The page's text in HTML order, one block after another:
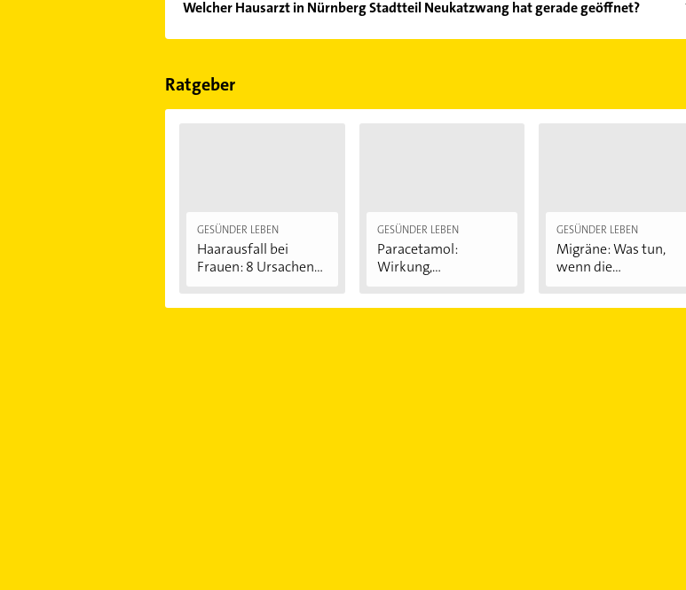
von den Empfehlungen. Die Suchergebnisse können Sie sich einfach nach
Bewertungensortiert anzeigen lassen.
Welcher Hausarzt in Nürnberg Stadtteil Neukatzwang hat gerade geöffnet?
Im Anbieter-Bereich finden Sie alleÖffnungszeiten. Bitte beachten Sie, dass diese an
Ratgeber
GESÜNDER LEBEN
Haarausfall bei
Frauen: 8 Ursachen...
GESÜNDER LEBEN
Paracetamol:
Wirkung,
GESÜNDER LEBEN
Migräne: Was tun,
wenn die